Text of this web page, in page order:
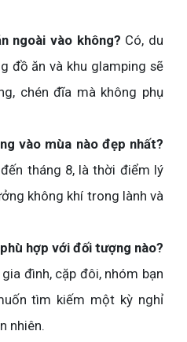
ngoài vào không? Có, du
đồ ăn và khu glamping sẽ
chén đĩa mà không phụ
vào mùa nào đẹp nhất?
tháng 8, là thời điểm lý
không khí trong lành và
hợp với đối tượng nào?
đình, cặp đôi, nhóm bạn
tìm kiếm một kỳ nghỉ
nhiên.